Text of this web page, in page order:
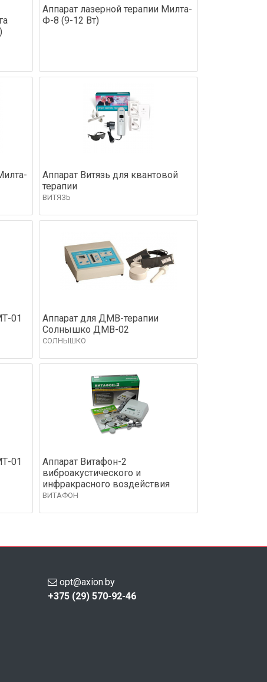
Аппарат лазерной терапии Милта-
Ф-8 (9-12 Вт)
Аппарат Витязь для квантовой
терапии
ВИТЯЗЬ
01
Аппарат для ДМВ-терапии
Солнышко ДМВ-02
СОЛНЫШКО
01
Аппарат Витафон-2
виброакустического и
инфракрасного воздействия
ВИТАФОН
opt@axion.by
+375 (29) 570-92-46